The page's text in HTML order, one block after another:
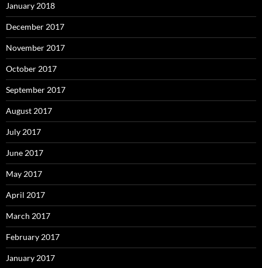
January 2018
December 2017
November 2017
October 2017
September 2017
August 2017
July 2017
June 2017
May 2017
April 2017
March 2017
February 2017
January 2017